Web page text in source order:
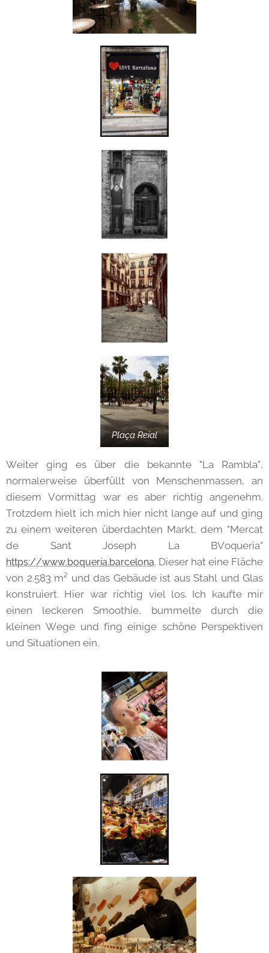
Plaça Reial
Weiter ging es über die bekannte "La Rambla",
normalerweise überfüllt von Menschenmassen, an
diesem Vormittag war es aber richtig angenehm.
Trotzdem hielt ich mich hier nicht lange auf und ging
zu einem weiteren überdachten Markt, dem "Mercat
de Sant Joseph La BVoqueria"
https://www.boqueria.barcelona. Dieser hat eine Fläche
von 2.583 m² und das Gebäude ist aus Stahl und Glas
konstruiert. Hier war richtig viel los. Ich kaufte mir
einen leckeren Smoothie, bummelte durch die
kleinen Wege und fing einige schöne Perspektiven
und Situationen ein.